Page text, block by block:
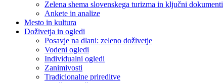
Zelena shema slovenskega turizma in ključni dokumenti
Ankete in analize
Mesto in kultura
Doživetja in ogledi
Posavje na dlani: zeleno doživetje
Vodeni ogledi
Individualni ogledi
Zanimivosti
Tradicionalne prireditve